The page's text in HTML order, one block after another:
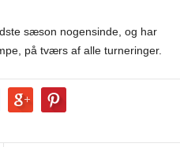
sæson nogensinde, og har
på tværs af alle turneringer.